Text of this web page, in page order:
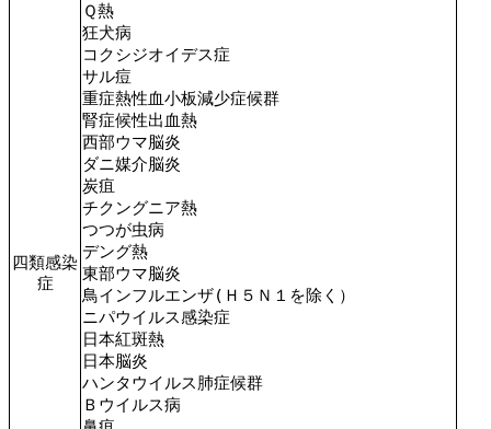
四類感染
症
Ｑ熱
狂犬病
コクシジオイデス症
サル痘
重症熱性血小板減少症候群
腎症候性出血熱
西部ウマ脳炎
ダニ媒介脳炎
炭疽
チクングニア熱
つつが虫病
デング熱
東部ウマ脳炎
鳥インフルエンザ(Ｈ５Ｎ１を除く）
ニパウイルス感染症
日本紅斑熱
日本脳炎
ハンタウイルス肺症候群
Ｂウイルス病